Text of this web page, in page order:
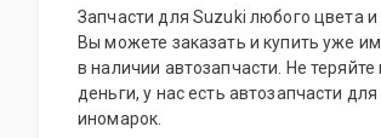
Запчасти для Suzuki любого цвета и
Вы можете заказать и купить уже
в наличии автозапчасти. Не теряйте
деньги, у нас есть автозапчасти для
иномарок.